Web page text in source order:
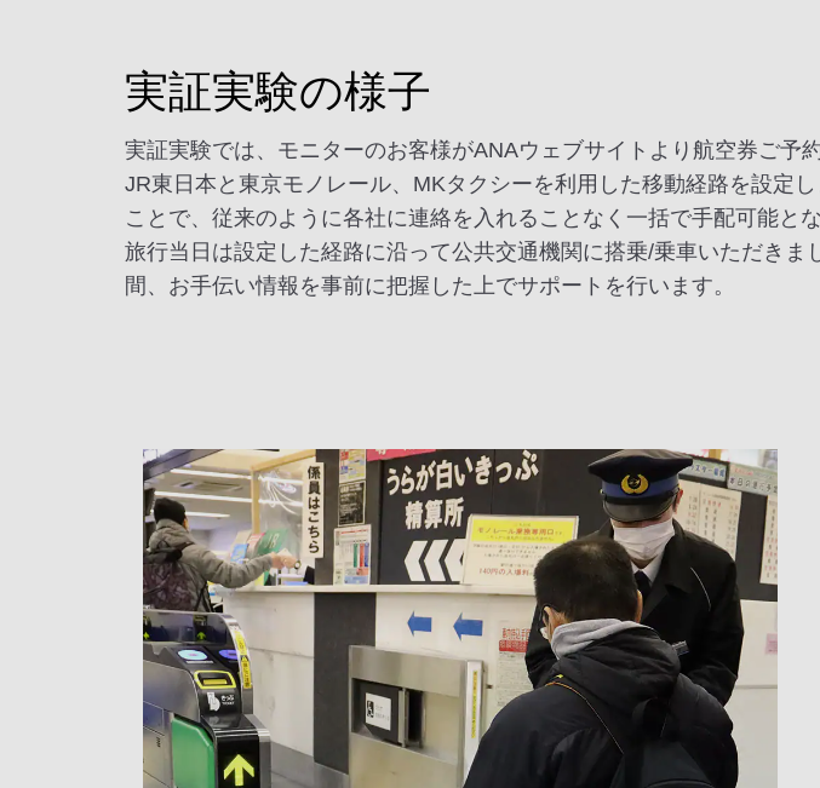
実証実験の様子
実証実験では、モニターのお客様がANAウェブサイトより航空券ご
JR東日本と東京モノレール、MKタクシーを利用した移動経路を設定
ことで、従来のように各社に連絡を入れることなく一括で手配可能と
旅行当日は設定した経路に沿って公共交通機関に搭乗/乗車いただき
間、お手伝い情報を事前に把握した上でサポートを行います。